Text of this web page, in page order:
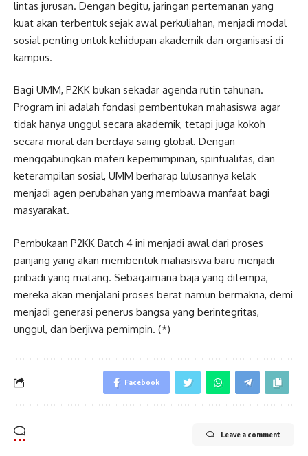
lintas jurusan. Dengan begitu, jaringan pertemanan yang
kuat akan terbentuk sejak awal perkuliahan, menjadi modal
sosial penting untuk kehidupan akademik dan organisasi di
kampus.
Bagi UMM, P2KK bukan sekadar agenda rutin tahunan.
Program ini adalah fondasi pembentukan mahasiswa agar
tidak hanya unggul secara akademik, tetapi juga kokoh
secara moral dan berdaya saing global. Dengan
menggabungkan materi kepemimpinan, spiritualitas, dan
keterampilan sosial, UMM berharap lulusannya kelak
menjadi agen perubahan yang membawa manfaat bagi
masyarakat.
Pembukaan P2KK Batch 4 ini menjadi awal dari proses
panjang yang akan membentuk mahasiswa baru menjadi
pribadi yang matang. Sebagaimana baja yang ditempa,
mereka akan menjalani proses berat namun bermakna, demi
menjadi generasi penerus bangsa yang berintegritas,
unggul, dan berjiwa pemimpin. (*)
Facebook
Leave a comment